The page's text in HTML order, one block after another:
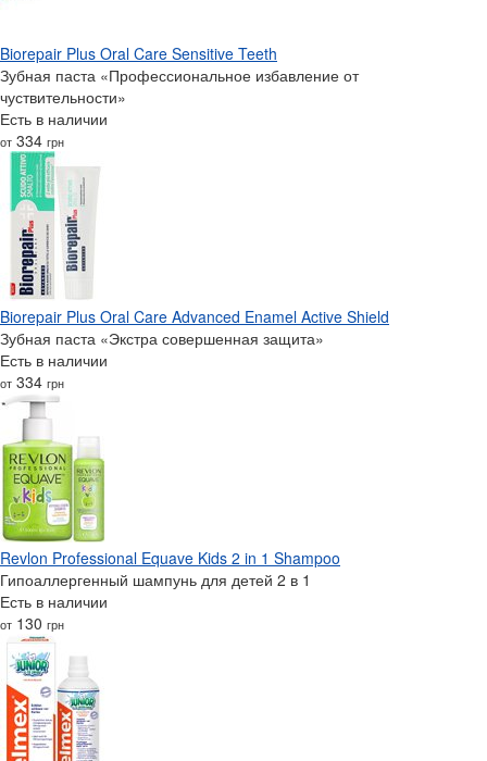
Biorepair Plus Oral Care Sensitive Teeth
Зубная паста «Профессиональное избавление от
чуствительности»
Есть в наличии
от 334 грн
Biorepair Plus Oral Care Advanced Enamel Active Shield
Зубная паста «Экстра совершенная защита»
Есть в наличии
от 334 грн
Revlon Professional Equave Kids 2 in 1 Shampoo
Гипоаллергенный шампунь для детей 2 в 1
Есть в наличии
от 130 грн